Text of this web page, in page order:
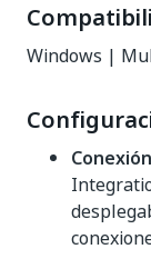
Windows |
Conexión